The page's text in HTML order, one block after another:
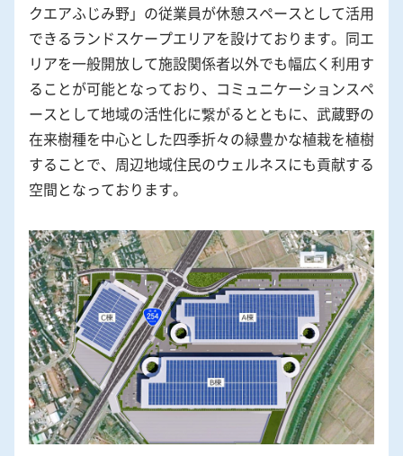
クエアふじみ野」の従業員が休憩スペースとして活用
できるランドスケープエリアを設けております。同エ
リアを一般開放して施設関係者以外でも幅広く利用す
ることが可能となっており、コミュニケーションスペ
ースとして地域の活性化に繋がるとともに、武蔵野の
在来樹種を中心とした四季折々の緑豊かな植栽を植樹
することで、周辺地域住民のウェルネスにも貢献する
空間となっております。